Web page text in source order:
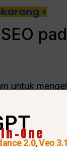
>
untuk
skala
One
2.0,Veo 3.1